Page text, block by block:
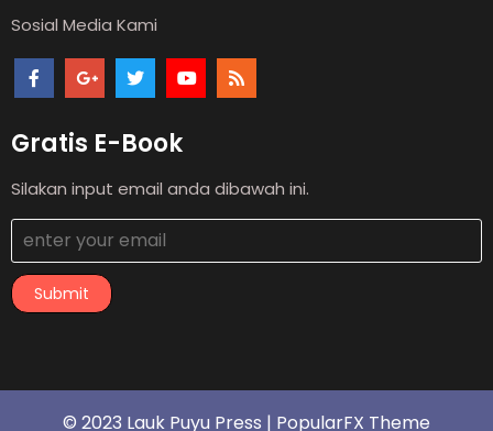
Sosial Media Kami
Gratis E-Book
Silakan input email anda dibawah ini.
Submit
© 2023 Lauk Puyu Press | PopularFX Theme